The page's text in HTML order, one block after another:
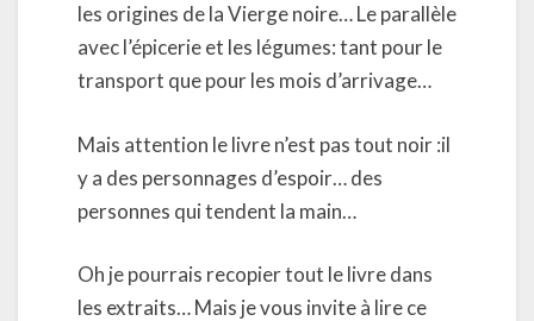
les origines de la Vierge noire… Le parallèle
avec l’épicerie et les légumes: tant pour le
transport que pour les mois d’arrivage…
Mais attention le livre n’est pas tout noir :il
y a des personnages d’espoir… des
personnes qui tendent la main…
Oh je pourrais recopier tout le livre dans
les extraits… Mais je vous invite à lire ce